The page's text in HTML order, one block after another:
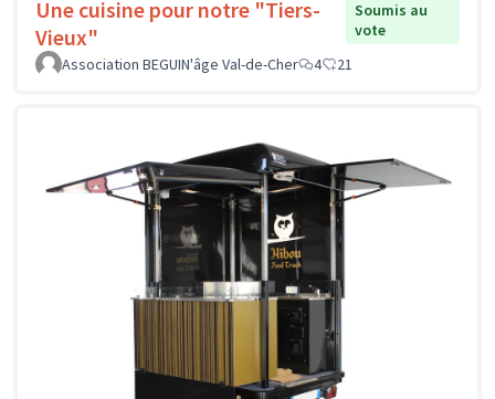
Une cuisine pour notre "Tiers-
Vieux"
Soumis au
vote
Association BEGUIN'âge Val-de-Cher
4 21